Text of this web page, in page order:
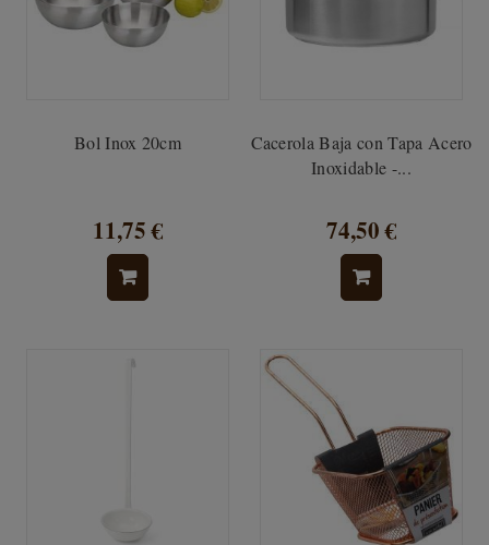
Bol Inox 20cm
11,75 €
Cacerola Baja con Tapa Acero
Inoxidable -...
74,50 €